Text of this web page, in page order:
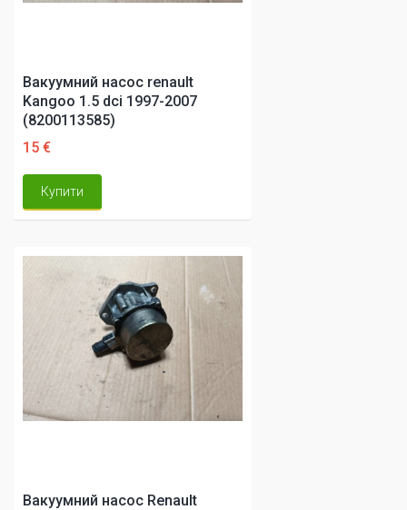
Вакуумний насос renault
Kangoo 1.5 dci 1997-2007
(8200113585)
15 €
Купити
Вакуумний насос Renault